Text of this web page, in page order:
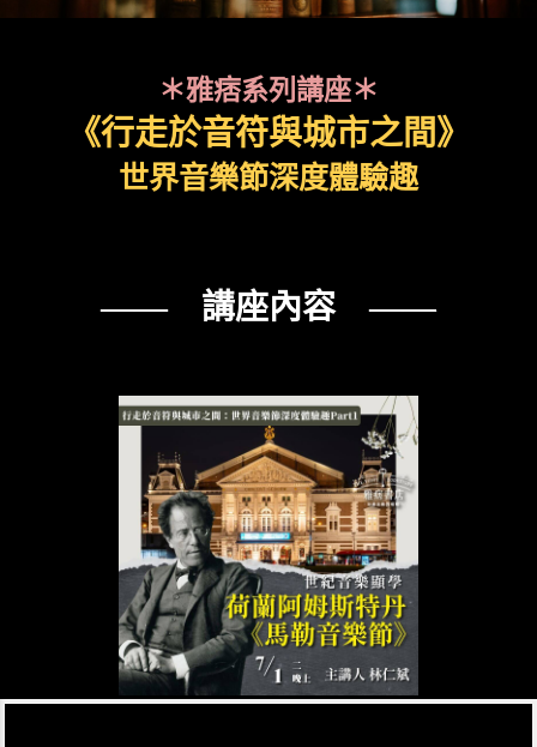
＊雅痞系列講座＊
《行走於音符與城市之間》
世界音樂節深度體驗趣
—— 講座內容 ——